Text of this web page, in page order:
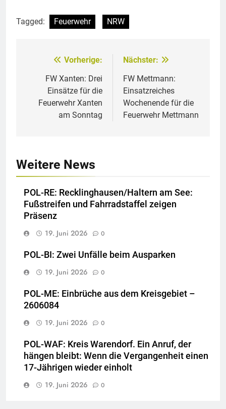
Tagged: Feuerwehr NRW
Beitragsnavigation
Vorherige:
FW Xanten: Drei
Einsätze für die
Feuerwehr Xanten
am Sonntag
Nächster:
FW Mettmann:
Einsatzreiches
Wochenende für die
Feuerwehr Mettmann
Weitere News
POL-RE: Recklinghausen/Haltern am See:
Fußstreifen und Fahrradstaffel zeigen
Präsenz
19. Juni 2026
0
POL-BI: Zwei Unfälle beim Ausparken
19. Juni 2026
0
POL-ME: Einbrüche aus dem Kreisgebiet –
2606084
19. Juni 2026
0
POL-WAF: Kreis Warendorf. Ein Anruf, der
hängen bleibt: Wenn die Vergangenheit einen
17-Jährigen wieder einholt
19. Juni 2026
0